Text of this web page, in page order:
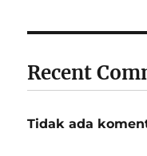
Recent
Tidak ada